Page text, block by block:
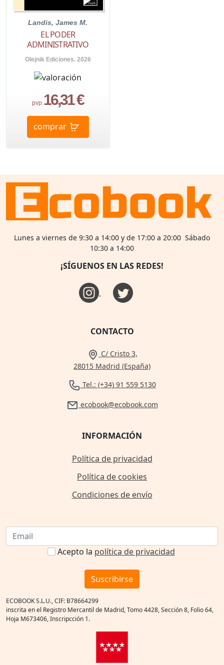
Landis, James M.
EL PODER
ADMINISTRATIVO
Olejnik Ediciones. 2026
pvp.16,31 €
comprar
Lunes a viernes de 9:30 a 14:00 y de 17:00 a 20:00 Sábado
10:30 a 14:00
¡SÍGUENOS EN LAS REDES!
CONTACTO
C/ Cristo 3,
28015 Madrid (España)
Tel.: (+34) 91 559 5130
ecobook@ecobook.com
INFORMACIÓN
Política de privacidad
Política de cookies
Condiciones de envío
Acepto la política de privacidad
Suscribirse
ECOBOOK S.L.U., CIF: B78664299
inscrita en el Registro Mercantil de Madrid, Tomo 4428, Sección 8, Folio 64,
Hoja M673406, Inscripcción 1.